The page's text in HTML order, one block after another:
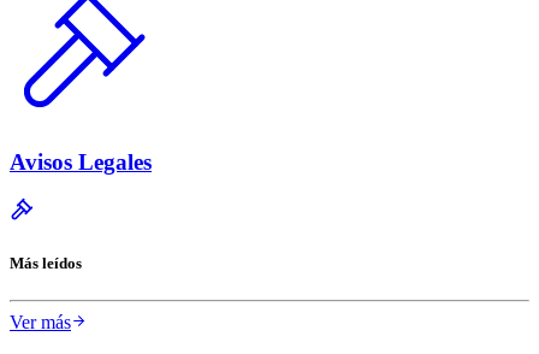
Avisos Legales
Más leídos
Ver más